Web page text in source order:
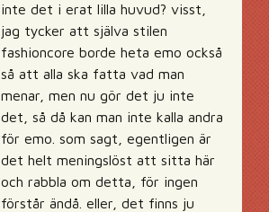
inte det i erat lilla huvud? visst,
jag tycker att själva stilen
fashioncore borde heta emo också
så att alla ska fatta vad man
menar, men nu gör det ju inte
det, så då kan man inte kalla andra
för emo. som sagt, egentligen är
det helt meningslöst att sitta här
och rabbla om detta, för ingen
förstår ändå. eller, det finns ju